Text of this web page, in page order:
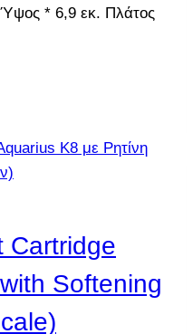
Ύψος * 6,9 εκ. Πλάτος
Cartridge
Softening